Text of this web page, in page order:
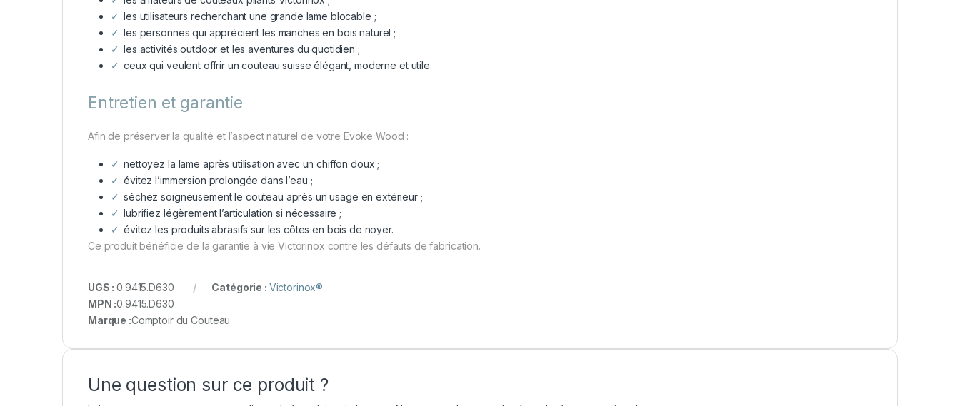
les utilisateurs recherchant une grande lame blocable ;
les personnes qui apprécient les manches en bois naturel ;
les activités outdoor et les aventures du quotidien ;
ceux qui veulent offrir un couteau suisse élégant, moderne et utile.
Entretien et garantie
Afin de préserver la qualité et l’aspect naturel de votre Evoke Wood :
nettoyez la lame après utilisation avec un chiffon doux ;
évitez l’immersion prolongée dans l’eau ;
séchez soigneusement le couteau après un usage en extérieur ;
lubrifiez légèrement l’articulation si nécessaire ;
évitez les produits abrasifs sur les côtes en bois de noyer.
Ce produit bénéficie de la garantie à vie Victorinox contre les défauts de fabrication.
UGS :0.9415.D630 Catégorie : Victorinox®
MPN :0.9415.D630
Marque :Comptoir du Couteau
Une question sur ce produit ?